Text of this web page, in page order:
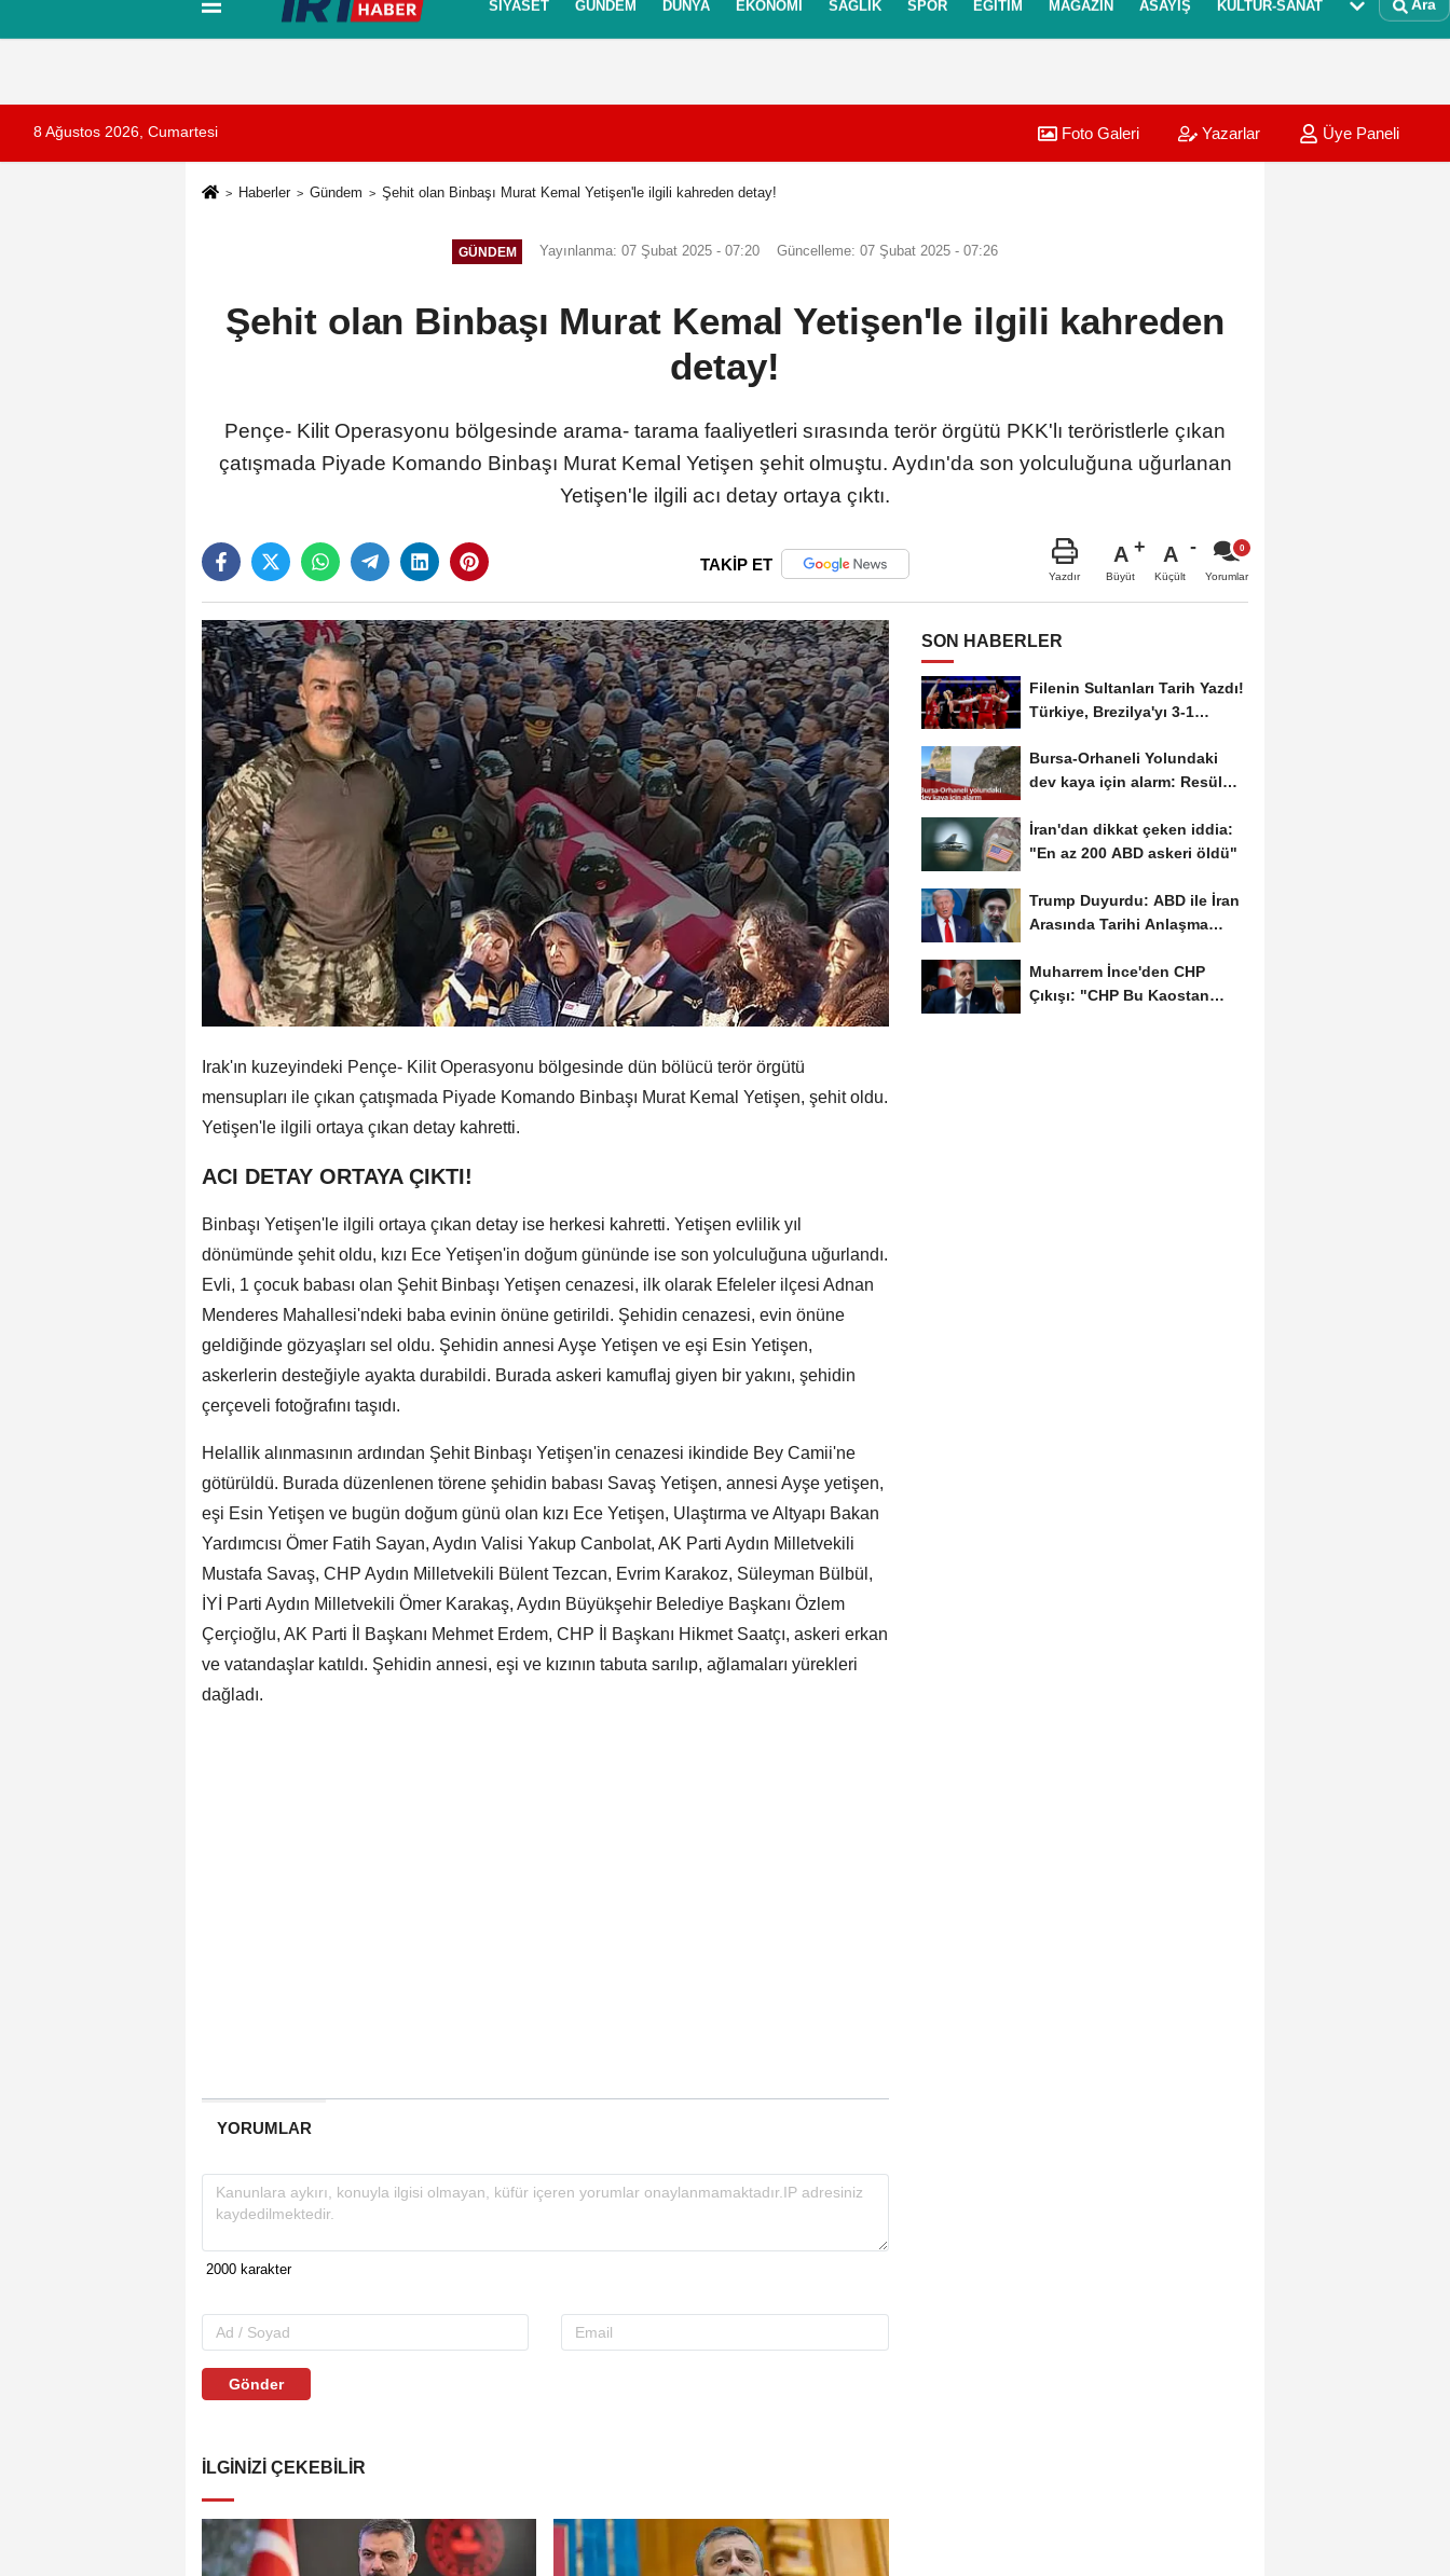
Künye İletişim
SIYASET GÜNDEM DÜNYA EKONOMI SAĞLIK SPOR EĞITIM MAGAZIN ASAYIŞ KÜLTÜR-SANAT Ara
8 Ağustos 2026, Cumartesi Foto Galeri Yazarlar Üye Paneli
Haberler Gündem Şehit olan Binbaşı Murat Kemal Yetişen'le ilgili kahreden detay!
GÜNDEM Yayınlanma: 07 Şubat 2025 - 07:20 Güncelleme: 07 Şubat 2025 - 07:26
Şehit olan Binbaşı Murat Kemal Yetişen'le ilgili kahreden
detay!
Pençe- Kilit Operasyonu bölgesinde arama- tarama faaliyetleri sırasında terör örgütü PKK'lı teröristlerle çıkan
çatışmada Piyade Komando Binbaşı Murat Kemal Yetişen şehit olmuştu. Aydın'da son yolculuğuna uğurlanan
Yetişen'le ilgili acı detay ortaya çıktı.
TAKİP ET
Yazdır
A
Büyüt
A
Küçült Yorumlar
Irak'ın kuzeyindeki Pençe- Kilit Operasyonu bölgesinde dün bölücü terör örgütü
mensupları ile çıkan çatışmada Piyade Komando Binbaşı Murat Kemal Yetişen, şehit oldu.
Yetişen'le ilgili ortaya çıkan detay kahretti.
ACI DETAY ORTAYA ÇIKTI!
Binbaşı Yetişen'le ilgili ortaya çıkan detay ise herkesi kahretti. Yetişen evlilik yıl
dönümünde şehit oldu, kızı Ece Yetişen'in doğum gününde ise son yolculuğuna uğurlandı.
Evli, 1 çocuk babası olan Şehit Binbaşı Yetişen cenazesi, ilk olarak Efeleler ilçesi Adnan
Menderes Mahallesi'ndeki baba evinin önüne getirildi. Şehidin cenazesi, evin önüne
geldiğinde gözyaşları sel oldu. Şehidin annesi Ayşe Yetişen ve eşi Esin Yetişen,
askerlerin desteğiyle ayakta durabildi. Burada askeri kamuflaj giyen bir yakını, şehidin
çerçeveli fotoğrafını taşıdı.
Helallik alınmasının ardından Şehit Binbaşı Yetişen'in cenazesi ikindide Bey Camii'ne
götürüldü. Burada düzenlenen törene şehidin babası Savaş Yetişen, annesi Ayşe yetişen,
eşi Esin Yetişen ve bugün doğum günü olan kızı Ece Yetişen, Ulaştırma ve Altyapı Bakan
Yardımcısı Ömer Fatih Sayan, Aydın Valisi Yakup Canbolat, AK Parti Aydın Milletvekili
Mustafa Savaş, CHP Aydın Milletvekili Bülent Tezcan, Evrim Karakoz, Süleyman Bülbül,
İYİ Parti Aydın Milletvekili Ömer Karakaş, Aydın Büyükşehir Belediye Başkanı Özlem
Çerçioğlu, AK Parti İl Başkanı Mehmet Erdem, CHP İl Başkanı Hikmet Saatçı, askeri erkan
ve vatandaşlar katıldı. Şehidin annesi, eşi ve kızının tabuta sarılıp, ağlamaları yürekleri
dağladı.
YORUMLAR
Gönder
İLGINIZI ÇEKEBILIR
SON HABERLER
Filenin Sultanları Tarih Yazdı!
Türkiye, Brezilya'yı 3-1
Bursa-Orhaneli Yolundaki
dev kaya için alarm: Resül
İran'dan dikkat çeken iddia:
"En az 200 ABD askeri öldü"
Trump Duyurdu: ABD ile İran
Arasında Tarihi Anlaşma
Muharrem İnce'den CHP
Çıkışı: "CHP Bu Kaostan